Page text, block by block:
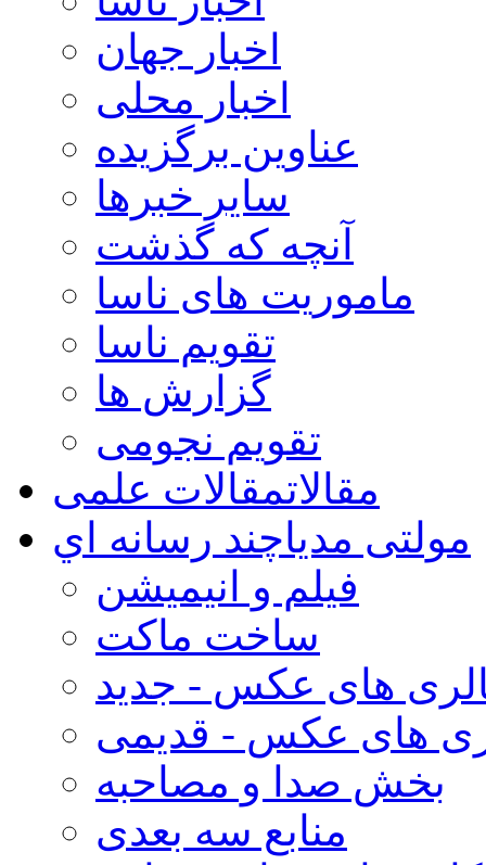
اخبار جهان
اخبار محلی
عناوین برگزیده
سایر خبرها
آنچه که گذشت
ماموریت های ناسا
تقویم ناسا
گزارش ها
تقویم نجومی
مقالاتمقالات علمی
مولتی مدیاچند رسانه اي
فیلم و انیمیشن
ساخت ماکت
های عکس - جدید
های عکس - قدیمی
بخش صدا و مصاحبه
منابع سه بعدی